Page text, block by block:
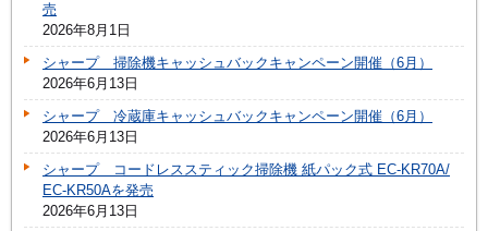
売
2026年8月1日
シャープ 掃除機キャッシュバックキャンペーン開催（6月）
2026年6月13日
シャープ 冷蔵庫キャッシュバックキャンペーン開催（6月）
2026年6月13日
シャープ コードレススティック掃除機 紙パック式 EC-KR70A/
EC-KR50Aを発売
2026年6月13日